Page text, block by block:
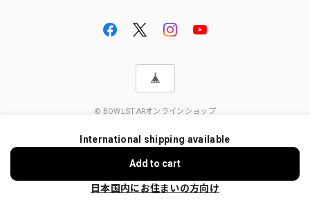
© BOWLSTARオンラインショップ
International shipping available
Add to cart
日本国内にお住まいの方向け